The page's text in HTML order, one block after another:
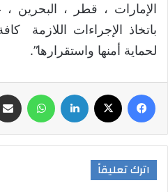
الإمارات ، قطر ، البحرين
باتخاذ الإجراءات اللازمة
لحماية أمنها واستقرارها”.
اترك تعليقاً